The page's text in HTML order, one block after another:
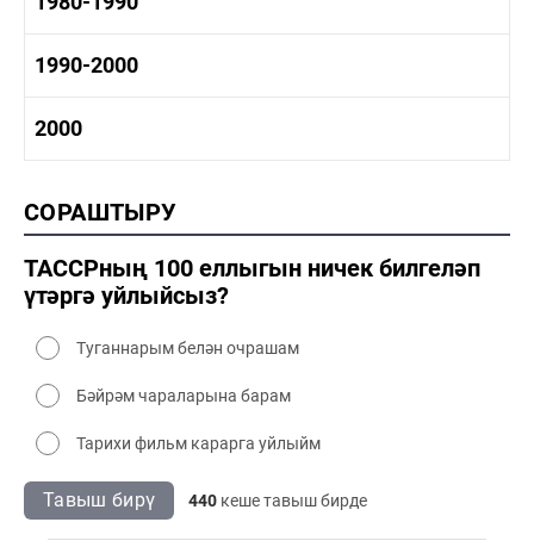
1970-1980 мәдәният
1980-1990 тарих
1980-1990 мәдәният
1990-2000
1990-2000 мәдәният
2000
2000 сәнәгать
2000 мәдәният
СОРАШТЫРУ
ТАССРның 100 еллыгын ничек билгеләп
үтәргә уйлыйсыз?
Туганнарым белән очрашам
Бәйрәм чараларына барам
Тарихи фильм карарга уйлыйм
Тавыш бирү 440 кеше тавыш бирде